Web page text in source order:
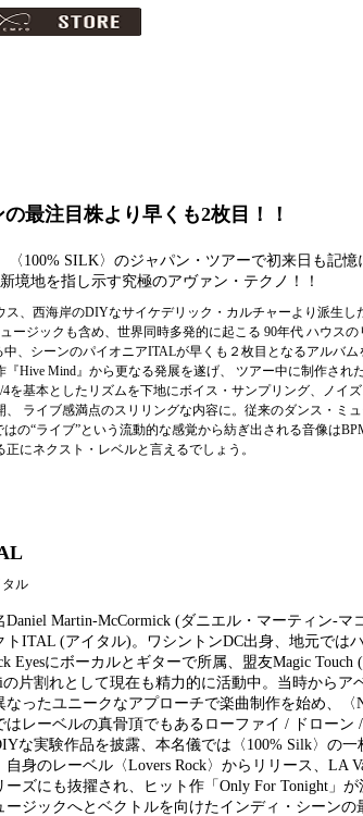
最注目株より早くも2枚目！！
100% SILK〉のジャパン・ツアーで初来日も記
境地を指し示す究極のアヴァン・テクノ！！
、西海岸のDIYなサイケデリック・カルチャーより派生し
ージックも含め、世界同時多発的に起こる 90年代 ハウス
、シーンのパイオニアITALが早くも２枚目となるアルバ
Hive Mind』から更なる発展を遂げ、 ツアー中に制作され
基本としたリズムを下地にボイス・サンプリング、ノイ
ライブ感満点のスリリングな内容に。従来のダンス・ミ
の“ライブ”という流動的な感覚から紡ぎ出される音像は
にネクスト・レベルと言えるでしょう。
タル
Daniel Martin-McCormick (ダニエル・マーティン-マ
トITAL (アイタル)。ワシントンDC出身、地元では
Eyesにボーカルとギターで所属、盟友Magic
片割れとして現在も精力的に活動中。当時からア
なったユニークなアプローチで楽曲制作を始め、〈
はレーベルの真骨頂でもあるローファイ / ドローン
な実験作品を披露、本名儀では〈100% Silk〉の
自身のレーベル〈Lovers Rock〉からリリース、LA
ーズにも抜擢され、ヒット作「Only For Tonight」
ージックへとベクトルを向けたインディ・シーン